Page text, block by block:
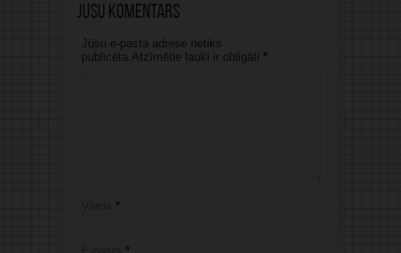
Jūsu komentārs
Jūsu e-pasta adrese netiks
publicēta.Atzīmētie lauki ir obligāti *
*